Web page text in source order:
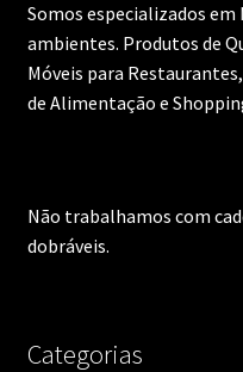
Somos especializados em
ambientes. Produtos de
Móveis para
de Alimentação e
Não trabalhamos com
dobráveis.
Categorias